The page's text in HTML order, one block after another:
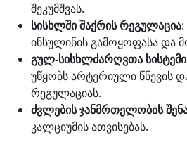
შეკუმშვას.
სისხლში შაქრის რეგულაცია
ინსულინის გამოყოფასა და
გულ-სისხლძარღვთა
უწყობს არტერიული წნევის
რეგულაციას.
ძვლების ჯანმრთელობის
კალციუმის ათვისებას.